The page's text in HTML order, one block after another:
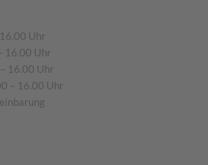
Uhr
16.00 Uhr
16.00 Uhr
– 16.00 Uhr